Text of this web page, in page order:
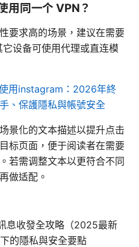
用同一个 VPN？
要求高的场景，建议在需要
设备可使用代理或直连模
用instagram：2026年終
、保護隱私與帳號安全
景化的文本描述以提升点击
标页面，便于阅读者在需要
若需调整文本以更符合不同
做适配。
息收發全攻略（2025最新
的隱私與安全要點